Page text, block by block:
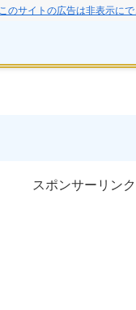
このサイトの広告は非表示に
スポンサーリンク